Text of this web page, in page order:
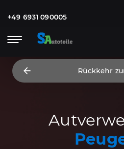
+49 6931 090005
Rückkehr